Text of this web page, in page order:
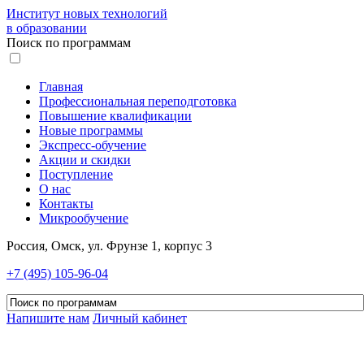
Институт новых технологий
в образовании
Поиск по программам
Главная
Профессиональная переподготовка
Повышение квалификации
Новые программы
Экспресс-обучение
Акции и скидки
Поступление
О нас
Контакты
Микрообучение
Россия, Омск, ул. Фрунзе 1, корпус 3
+7 (495) 105-96-04
Напишите нам Личный кабинет